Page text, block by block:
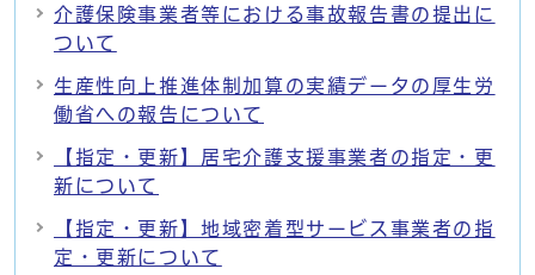
介護保険事業者等における事故報告書の提出に
ついて
生産性向上推進体制加算の実績データの厚生労
働省への報告について
【指定・更新】居宅介護支援事業者の指定・更
新について
【指定・更新】地域密着型サービス事業者の指
定・更新について